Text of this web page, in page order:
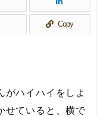
Copy
がハイハイをしよ
せていると、横で